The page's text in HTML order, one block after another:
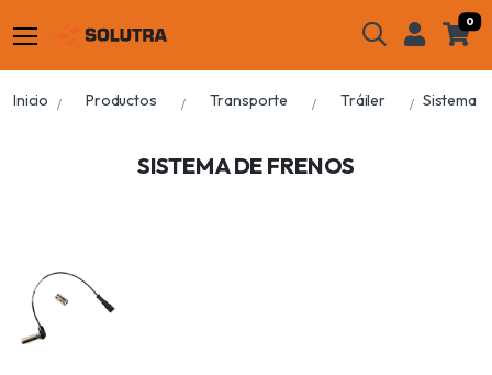
0
Inicio Productos Transporte Tráiler Sistema
SISTEMA DE FRENOS